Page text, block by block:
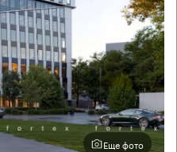
Еще фото